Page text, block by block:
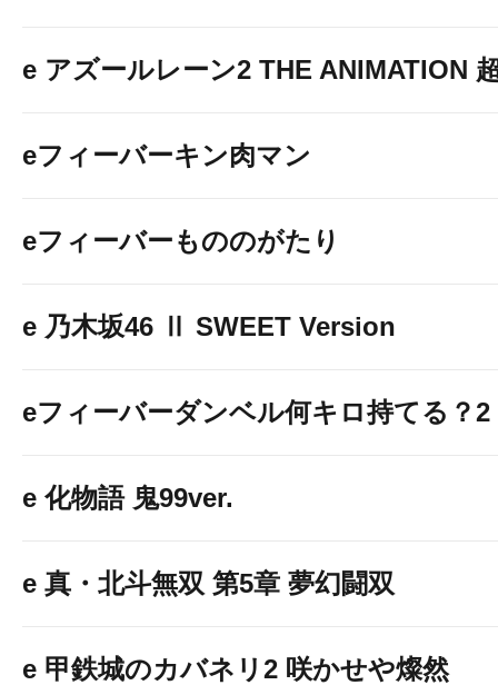
e アズールレーン2 THE ANIMATION
eフィーバーキン肉マン
eフィーバーもののがたり
e 乃木坂46 Ⅱ SWEET Version
eフィーバーダンベル何キロ持てる？2
e 化物語 鬼99ver.
e 真・北斗無双 第5章 夢幻闘双
e 甲鉄城のカバネリ2 咲かせや燦然